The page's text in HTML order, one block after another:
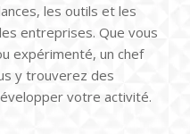
les outils et les
entreprises. Que vous
expérimenté, un chef
y trouverez des
votre activité.